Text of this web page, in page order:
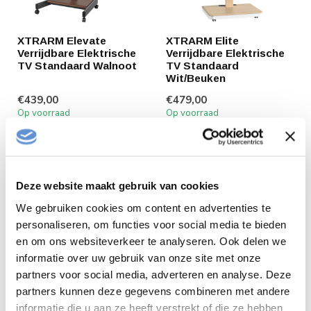
Deze website maakt gebruik van cookies
We gebruiken cookies om content en advertenties te
personaliseren, om functies voor social media te bieden
en om ons websiteverkeer te analyseren. Ook delen we
informatie over uw gebruik van onze site met onze
partners voor social media, adverteren en analyse. Deze
partners kunnen deze gegevens combineren met andere
informatie die u aan ze heeft verstrekt of die ze hebben
XTRARM Elevate
Verrijdbare Elektrische
TV Standaard Walnoot
€439,00
Op voorraad
XTRARM Elite
Verrijdbare Elektrische
TV Standaard
Wit/Beuken
€479,00
Op voorraad